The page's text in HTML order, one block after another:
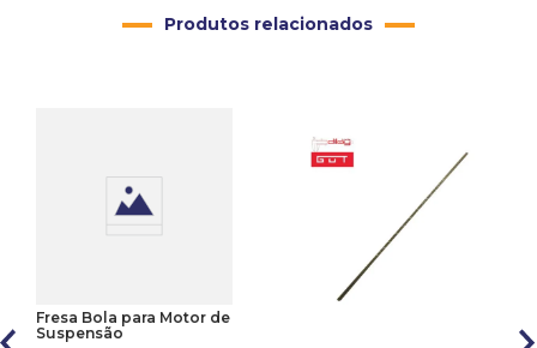
Produtos relacionados
Fresa Bola para Motor de
Suspensão